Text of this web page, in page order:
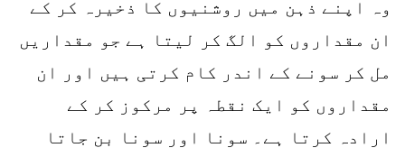
وہ اپنے ذہن میں روشنیوں کا ذخیرہ کر کے
ان مقداروں کو الگ کر لیتا ہے جو مقداریں
مل کر سونے کے اندر کام کرتی ہیں اور ان
مقداروں کو ایک نقطہ پر مرکوز کر کے
ارادہ کرتا ہے۔ سونا اور سونا بن جاتا